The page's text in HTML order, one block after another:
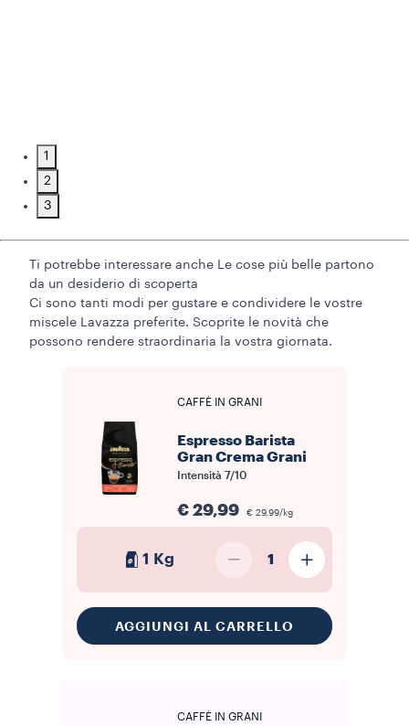
1
2
3
Ti potrebbe interessare anche Le cose più belle partono
da un desiderio di scoperta
Ci sono tanti modi per gustare e condividere le vostre
miscele Lavazza preferite. Scoprite le novità che
possono rendere straordinaria la vostra giornata.
CAFFÈ IN GRANI
Espresso Barista
Gran Crema Grani
Intensità 7/10
€ 29,99 € 29,99/kg
1 Kg 1
AGGIUNGI AL CARRELLO
CAFFÈ IN GRANI